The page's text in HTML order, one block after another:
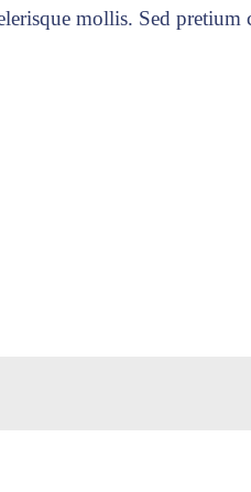
mollis. Sed pretium